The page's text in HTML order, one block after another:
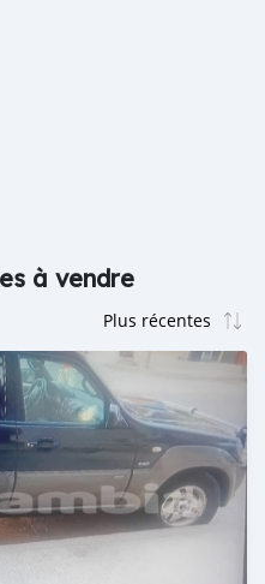
à vendre